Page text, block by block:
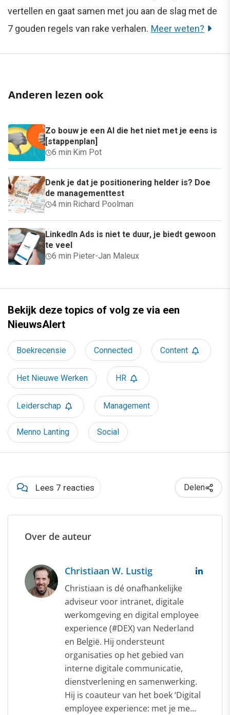
vertellen en gaat samen met jou aan de slag met de
7 gouden regels van rake verhalen. Meer weten?
Anderen lezen ook
Zo bouw je een AI die het niet met je eens is
[stappenplan]
6 min· Kim Pot
Denk je dat je positionering helder is? Doe
de managementtest
4 min· Richard Poolman
LinkedIn Ads is niet te duur, je biedt gewoon
te veel
6 min· Pieter-Jan Maleux
Bekijk deze topics of volg ze via een
NieuwsAlert
Boekrecensie Connected Content
Het Nieuwe Werken HR
Leiderschap Management
Menno Lanting Social
Lees 7 reacties Delen
Over de auteur
Christiaan W. Lustig
Christiaan is dé onafhankelijke
adviseur voor intranet, digitale
werkomgeving en digital employee
experience (#DEX) van Nederland
en België. Hij ondersteunt
organisaties op het gebied van
interne digitale communicatie,
dienstverlening en samenwerking.
Hij is coauteur van het boek ‘Digital
employee experience: met je me...